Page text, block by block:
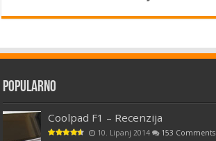
Popularno
Coolpad F1 – Recenzija
10. Lipanj 2014 153 Comments